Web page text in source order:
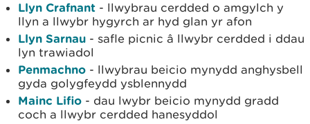
Llyn Crafnant - llwybrau cerdded o amgylch y
llyn a llwybr hygyrch ar hyd glan yr afon
Llyn Sarnau - safle picnic â llwybr cerdded i ddau
lyn trawiadol
Penmachno - llwybrau beicio mynydd anghysbell
gyda golygfeydd ysblennydd
Mainc Lifio - dau lwybr beicio mynydd gradd
coch a llwybr cerdded hanesyddol